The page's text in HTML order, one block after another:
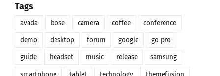
Tags
avada bose camera coffee conference
demo desktop forum google go pro
guide headset music release samsung